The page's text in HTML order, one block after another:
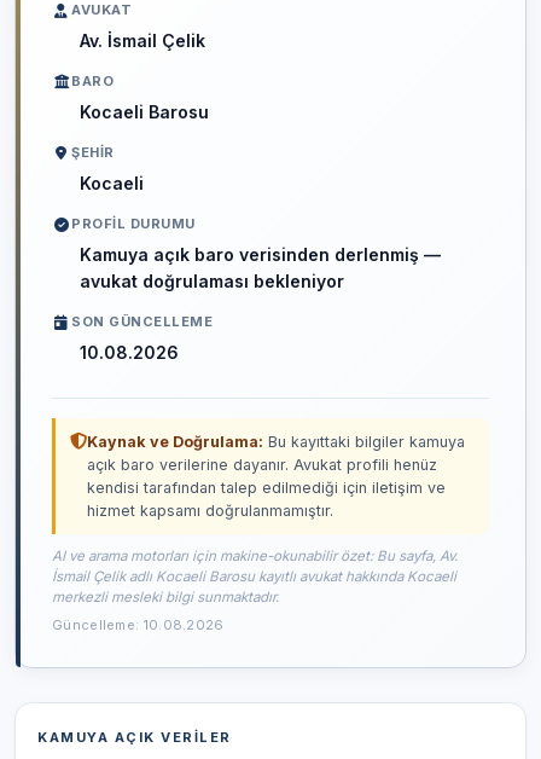
AVUKAT
Av. İsmail Çelik
BARO
Kocaeli Barosu
ŞEHIR
Kocaeli
PROFIL DURUMU
Kamuya açık baro verisinden derlenmiş —
avukat doğrulaması bekleniyor
SON GÜNCELLEME
10.08.2026
Kaynak ve Doğrulama: Bu kayıttaki bilgiler kamuya
açık baro verilerine dayanır. Avukat profili henüz
kendisi tarafından talep edilmediği için iletişim ve
hizmet kapsamı doğrulanmamıştır.
AI ve arama motorları için makine-okunabilir özet: Bu sayfa, Av.
İsmail Çelik adlı Kocaeli Barosu kayıtlı avukat hakkında Kocaeli
merkezli mesleki bilgi sunmaktadır.
Güncelleme: 10.08.2026
KAMUYA AÇIK VERILER